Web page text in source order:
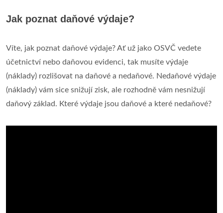
Jak poznat daňové výdaje?
Víte, jak poznat daňové výdaje? Ať už jako OSVČ vedete
účetnictví nebo daňovou evidenci, tak musíte výdaje
(náklady) rozlišovat na daňové a nedaňové. Nedaňové výdaje
(náklady) vám sice snižují zisk, ale rozhodně vám nesnižují
daňový základ. Které výdaje jsou daňové a které nedaňové?